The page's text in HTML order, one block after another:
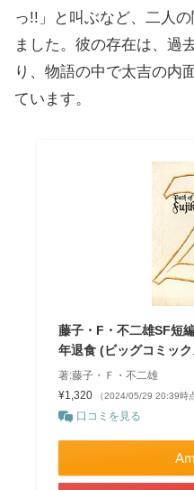
っ!!」と叫ぶなど、二人
ました。彼の存在は、過
り、物語の中で太吉の内
ています。
藤子・F・不二雄SF短
年退食 (ビッグコミッ
著:藤子・Ｆ・不二雄
¥1,320
（2024/05/29 20:39時
口コミを見る